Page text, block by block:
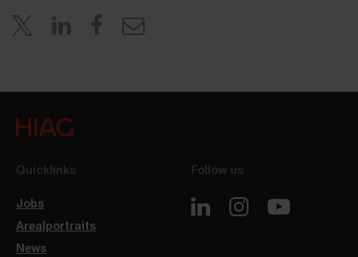
Quicklinks
Jobs
Arealportraits
News
Follow us